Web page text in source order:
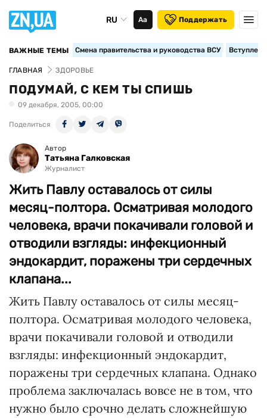
RU Аа Поддержать
ВАЖНЫЕ ТЕМЫ Смена правительства и руководства ВСУ
ГЛАВНАЯ ЗДОРОВЬЕ
ПОДУМАЙ, С КЕМ ТЫ СПИШЬ
09 декабря, 2005, 00:00
Поделиться
Автор
Татьяна Галковская
Журналист
Жить Павлу оставалось от силы
месяц-полтора. Осматривая молодого
человека, врачи покачивали головой и
отводили взгляды: инфекционный
эндокардит, поражены три сердечных
клапана...
Жить Павлу оставалось от силы месяц-
полтора. Осматривая молодого человека,
врачи покачивали головой и отводили
взгляды: инфекционный эндокардит,
поражены три сердечных клапана. Однако
проблема заключалась вовсе не в том, что
нужно было срочно делать сложнейшую